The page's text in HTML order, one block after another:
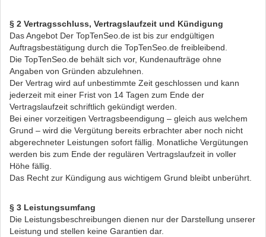
§ 2 Vertragsschluss, Vertragslaufzeit und Kündigung
Das Angebot Der TopTenSeo.de ist bis zur endgültigen
Auftragsbestätigung durch die TopTenSeo.de freibleibend.
Die TopTenSeo.de behält sich vor, Kundenaufträge ohne
Angaben von Gründen abzulehnen.
Der Vertrag wird auf unbestimmte Zeit geschlossen und kann
jederzeit mit einer Frist von 14 Tagen zum Ende der
Vertragslaufzeit schriftlich gekündigt werden.
Bei einer vorzeitigen Vertragsbeendigung – gleich aus welchem
Grund – wird die Vergütung bereits erbrachter aber noch nicht
abgerechneter Leistungen sofort fällig. Monatliche Vergütungen
werden bis zum Ende der regulären Vertragslaufzeit in voller
Höhe fällig.
Das Recht zur Kündigung aus wichtigem Grund bleibt unberührt.
§ 3 Leistungsumfang
Die Leistungsbeschreibungen dienen nur der Darstellung unserer
Leistung und stellen keine Garantien dar.